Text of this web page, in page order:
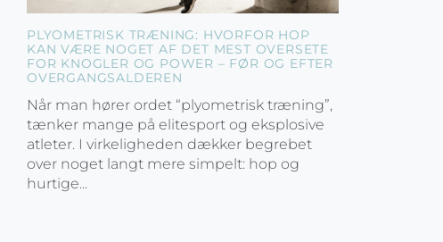
PLYOMETRISK TRÆNING: HVORFOR HOP
KAN VÆRE NOGET AF DET MEST OVERSETE
FOR KNOGLER OG POWER – FØR OG EFTER
OVERGANGSALDEREN
Når man hører ordet “plyometrisk træning”,
tænker mange på elitesport og eksplosive
atleter. I virkeligheden dækker begrebet
over noget langt mere simpelt: hop og
hurtige...